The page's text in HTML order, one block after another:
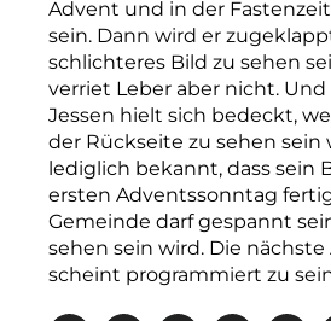
Advent und in der
sein. Dann wird er
schlichteres Bild zu sehen
verriet Leber aber nicht. Und
Jessen hielt sich bedeckt,
der Rückseite zu sehen sein
lediglich bekannt, dass sein
ersten Adventssonntag
Gemeinde darf gespannt
sehen sein wird. Die
scheint programmiert zu